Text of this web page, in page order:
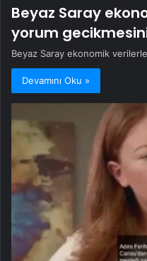
Beyaz Saray
yorum gecikmesini
Beyaz Saray ekonomik
Devamını Oku »